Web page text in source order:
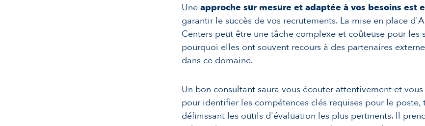
Uneapproche sur mesure et adaptée à vos besoins est
garantir le succès de vos recrutements. La mise en place
Centers peut être une tâche complexe et coûteuse pour les
pourquoi elles ont souvent recours à des partenaires
dans ce domaine.
Un bon consultant saura vous écouter attentivement et
pour identifier les compétences clés requises pour le poste,
définissant les outils d'évaluation les plus pertinents. Il